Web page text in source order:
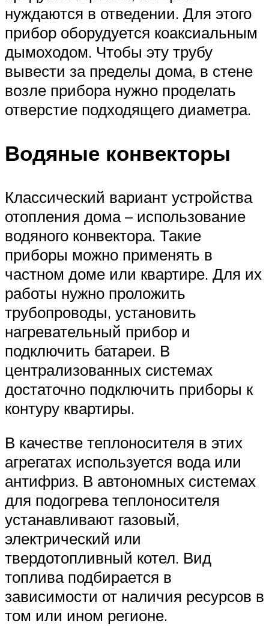
нуждаются в отведении. Для этого
прибор оборудуется коаксиальным
дымоходом. Чтобы эту трубу
вывести за пределы дома, в стене
возле прибора нужно проделать
отверстие подходящего диаметра.
Водяные конвекторы
Классический вариант устройства
отопления дома – использование
водяного конвектора. Такие
приборы можно применять в
частном доме или квартире. Для их
работы нужно проложить
трубопроводы, установить
нагревательный прибор и
подключить батареи. В
централизованных системах
достаточно подключить приборы к
контуру квартиры.
В качестве теплоносителя в этих
агрегатах используется вода или
антифриз. В автономных системах
для подогрева теплоносителя
устанавливают газовый,
электрический или
твердотопливный котел. Вид
топлива подбирается в
зависимости от наличия ресурсов в
том или ином регионе.